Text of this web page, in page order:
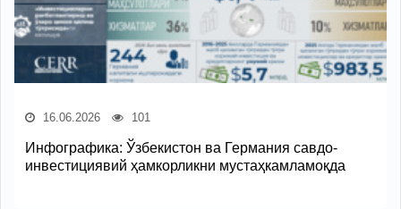
16.06.2026 101
Инфографика: Ўзбекистон ва Германия савдо-
инвестициявий ҳамкорликни мустаҳкамламоқда